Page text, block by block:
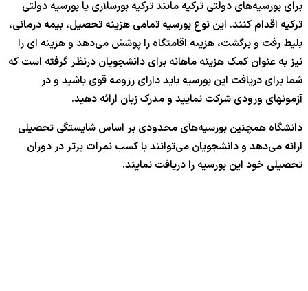
برای بورسیه‌های دولتی ترکیه مانند ترکیه بورسلاری یا بورسیه دولتی
ترکیه اقدام کنند. این نوع بورسیه تمامی هزینه تحصیل، بیمه درمانی،
بلیط رفت و برگشت، هزینه اقامتگاه را پوشش می‌دهد و هزینه ای را
نیز به عنوان کمک هزینه ماهانه برای دانشجویان درنظر گرفته است که
شما برای دریافت این بورسیه باید دارای رزومه قوی باشید و در
آزمونهای ورودی شرکت نمایید و مدرک زبان ارائه دهید.
دانشگاه همچنین بورسیه‌های محدودی بر اساس شایستگی تحصیلی
ارائه می‌دهد و دانشجویان می‌توانند با کسب نمرات برتر در دوران
تحصیلی خود این بورسیه را دریافت نمایند.